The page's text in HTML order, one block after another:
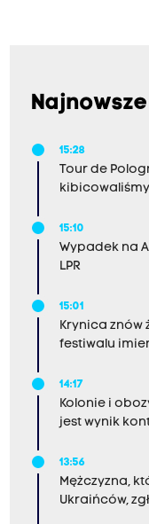
Najnowsze
15:28
Tour de
15:10
Wypadek na
LPR
15:01
Krynica znów
festiwalu
14:17
Kolonie i
jest wynik
13:56
Mężczyzna,
Ukraińców,